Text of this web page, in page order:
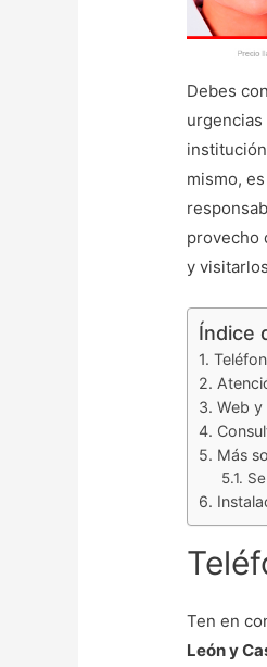
Debes
mismo,
provecho
y
Índice
Web y
Más
Ten en
León y